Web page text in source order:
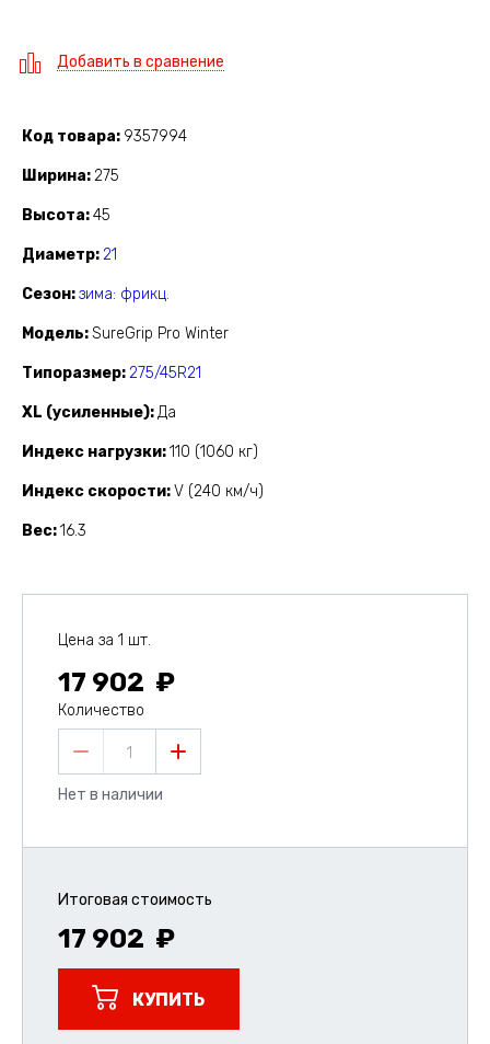
Добавить в сравнение
Код товара 9357994
Ширина 275
Высота 45
Диаметр 21
Сезон зима: фрикц.
Модель SureGrip Pro Winter
Типоразмер 275/45R21
XL (усиленные) Да
Индекс нагрузки 110 (1060 кг)
Индекс скорости V (240 км/ч)
Вес 16.3
Цена за 1 шт.
17 902
Количество
1
Нет в наличии
Итоговая стоимость
17 902
КУПИТЬ